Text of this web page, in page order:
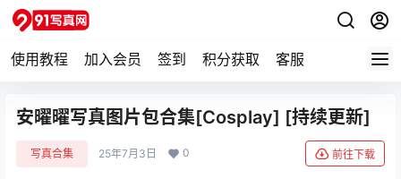
使用教程 加入会员 签到 积分获取 客服
安曜曜写真图片包合集[Cosplay] [持续更新]
写真合集 25年7月3日 0 前往下载